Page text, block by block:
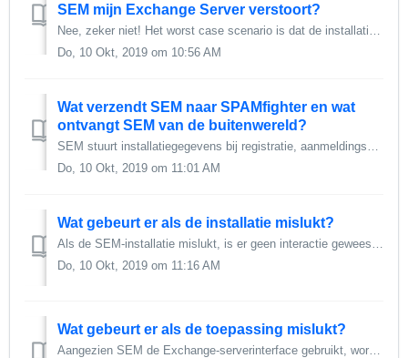
SEM mijn Exchange Server verstoort?
Nee, zeker niet! Het worst case scenario is dat de installatie mislukt (niet waarschijnlijk!) En SEM spam doorlaat naar de gebruikers. Met andere woorde...
Do, 10 Okt, 2019 om 10:56 AM
Wat verzendt SEM naar SPAMfighter en wat
ontvangt SEM van de buitenwereld?
SEM stuurt installatiegegevens bij registratie, aanmeldingsgegevens tijdens het uitvoeren en e-mail gecompileerde hash-waarden bij het testen van e-mails. S...
Do, 10 Okt, 2019 om 11:01 AM
Wat gebeurt er als de installatie mislukt?
Als de SEM-installatie mislukt, is er geen interactie geweest met de Exchange Server en heeft dit dus geen invloed op uw configuratie.
Do, 10 Okt, 2019 om 11:16 AM
Wat gebeurt er als de toepassing mislukt?
Aangezien SEM de Exchange-serverinterface gebruikt, worden e-mails niet verwijderd, maar alleen verplaatst. Als SEM onverwachts mislukt tijdens de analyse, ...